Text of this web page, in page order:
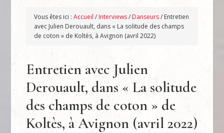
Vous êtes ici :Accueil / Interviews/ Danseurs/ Entretien
avec Julien Derouault, dans « La solitude des champs
de coton » de Koltès, à Avignon (avril 2022)
Entretien avec Julien
Derouault, dans « La solitude
des champs de coton » de
Koltès, à Avignon (avril 2022)